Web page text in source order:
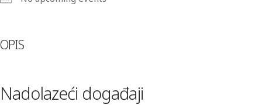
OPIS
Nadolazeći događaji